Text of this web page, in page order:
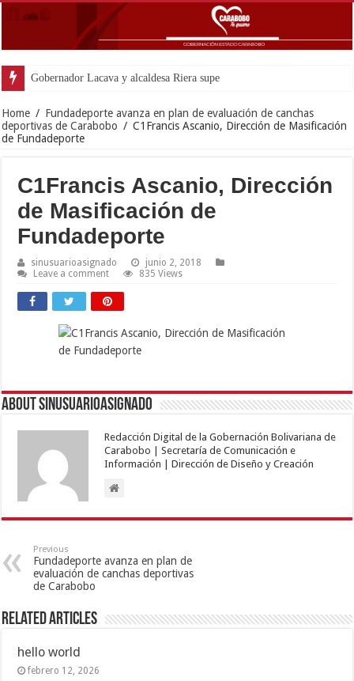
Home / Fundadeporte avanza en plan de evaluación de canchas
deportivas de Carabobo / C1Francis Ascanio, Dirección de Masificación
de Fundadeporte
C1Francis Ascanio, Dirección
de Masificación de
Fundadeporte
sinusuarioasignado
junio 2, 2018
Leave a comment
835 Views
About sinusuarioasignado
Redacción Digital de la Gobernación Bolivariana de
Carabobo | Secretaría de Comunicación e
Información | Dirección de Diseño y Creación
Previous
Fundadeporte avanza en plan de
evaluación de canchas deportivas
de Carabobo
Related Articles
hello world
febrero 12, 2026